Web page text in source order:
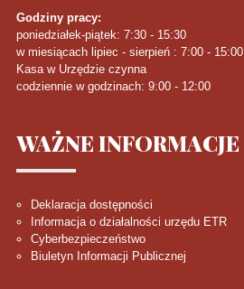
Godziny pracy:
poniedziałek-piątek: 7:30 - 15:30
w miesiącach lipiec - sierpień : 7:00 - 15:00
Kasa w Urzędzie czynna
codziennie w godzinach: 9:00 - 12:00
WAŻNEINFORMACJE
Deklaracja dostępności
Informacja o działalności urzędu ETR
Cyberbezpieczeństwo
Biuletyn Informacji Publicznej